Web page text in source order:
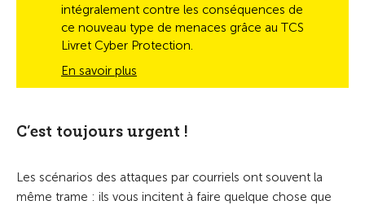
intégralement contre les conséquences de
ce nouveau type de menaces grâce au TCS
Livret Cyber Protection.
En savoir plus
C’est toujours urgent !
Les scénarios des attaques par courriels ont souvent la
même trame : ils vous incitent à faire quelque chose que